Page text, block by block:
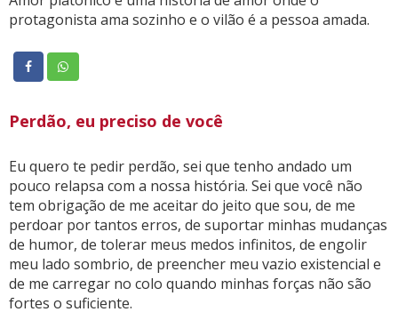
protagonista ama sozinho e o vilão é a pessoa amada.
Perdão, eu preciso de você
Eu quero te pedir perdão, sei que tenho andado um
pouco relapsa com a nossa história. Sei que você não
tem obrigação de me aceitar do jeito que sou, de me
perdoar por tantos erros, de suportar minhas mudanças
de humor, de tolerar meus medos infinitos, de engolir
meu lado sombrio, de preencher meu vazio existencial e
de me carregar no colo quando minhas forças não são
fortes o suficiente.